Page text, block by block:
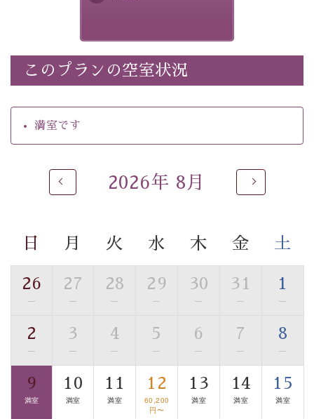
■お座敷風呂（大浴場）
温泉の成分に合わせ、防菌防カビの特殊素材の畳を使
※男性大浴場までのご移動には階段がございます。 予め
ご了承のほどお願いいたします。
貸切温泉風呂
（40分2000円）
眺望はございませんが、源泉掛け流しの温泉の質を楽し
■諏訪大社4社を巡る無料参拝バス
豊富な知識を持ったドライバー兼ガイドが諏訪大社をご
は【3日前まで】にお電話ください。
※交通規制などにより運行できない日がございます
以上がプラン内容です。
上諏訪温泉“しんゆ”なら諏訪大社など歴史ある諏訪の街
このプランの空室状況
満室です
2026年 8月
日 月 火 水 木 金 土
26
—
27
—
28
—
29
—
30
—
31
—
1
—
2
—
3
—
4
—
5
—
6
—
7
—
8
—
9
満室
10
満室
11
満室
12
60,200
円〜
13
満室
14
満室
15
満室